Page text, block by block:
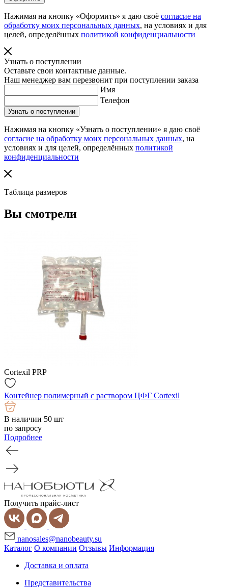
Нажимая на кнопку «Оформить» я даю своё согласие на
обработку моих персональных данных, на условиях и для
целей, определённых политикой конфиденциальности
Узнать о поступлении
Оставьте свои контактные данные.
Наш менеджер вам перезвонит при поступлении заказа
Имя
Телефон
Нажимая на кнопку «Узнать о поступлении» я даю своё
согласие на обработку моих персональных данных, на
условиях и для целей, определённых политикой
конфиденциальности
Таблица размеров
Вы смотрели
Cortexil PRP
Контейнер полимерный с раствором ЦФГ Cortexil
В наличии 50 шт
по запросу
Подробнее
Получить прайс-лист
nanosales@nanobeauty.su
Каталог О компании Отзывы Информация
Доставка и оплата
Представительства